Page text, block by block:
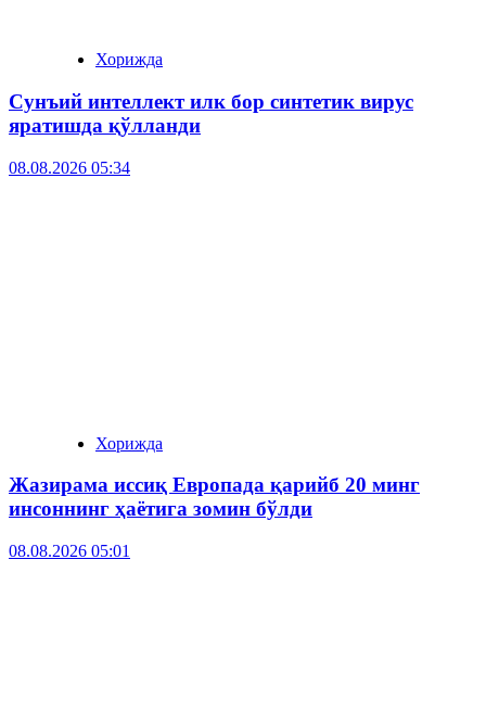
Хорижда
Сунъий интеллект илк бор синтетик вирус
яратишда қўлланди
08.08.2026 05:34
Хорижда
Жазирама иссиқ Европада қарийб 20 минг
инсоннинг ҳаётига зомин бўлди
08.08.2026 05:01